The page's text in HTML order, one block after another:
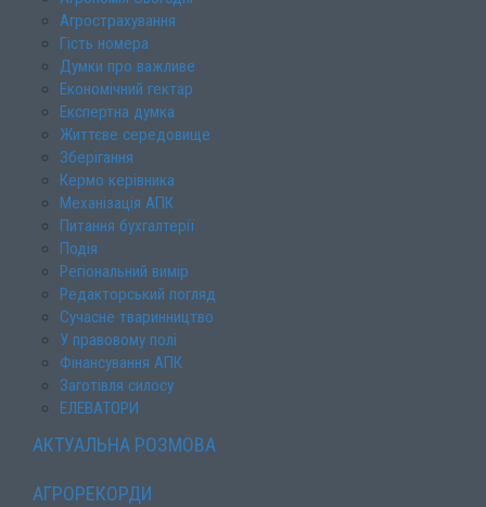
Агрострахування
Гість номера
Думки про важливе
Економічний гектар
Експертна думка
Життєве середовище
Зберігання
Кермо керівника
Механізація АПК
Питання бухгалтерії
Подія
Регіональний вимір
Редакторський погляд
Сучасне тваринництво
У правовому полі
Фінансування АПК
Заготівля силосу
ЕЛЕВАТОРИ
АКТУАЛЬНА РОЗМОВА
АГРОРЕКОРДИ